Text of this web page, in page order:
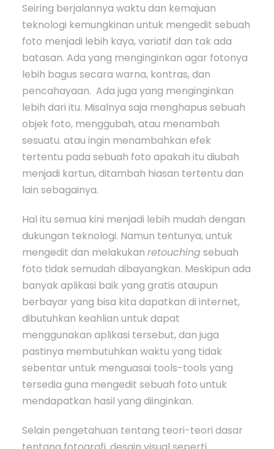
Seiring berjalannya waktu dan kemajuan
teknologi kemungkinan untuk mengedit sebuah
foto menjadi lebih kaya, variatif dan tak ada
batasan. Ada yang menginginkan agar fotonya
lebih bagus secara warna, kontras, dan
pencahayaan. Ada juga yang menginginkan
lebih dari itu. Misalnya saja menghapus sebuah
objek foto, menggubah, atau menambah
sesuatu. atau ingin menambahkan efek
tertentu pada sebuah foto apakah itu diubah
menjadi kartun, ditambah hiasan tertentu dan
lain sebagainya.
Hal itu semua kini menjadi lebih mudah dengan
dukungan teknologi. Namun tentunya, untuk
mengedit dan melakukanretouching sebuah
foto tidak semudah dibayangkan. Meskipun ada
banyak aplikasi baik yang gratis ataupun
berbayar yang bisa kita dapatkan di internet,
dibutuhkan keahlian untuk dapat
menggunakan aplikasi tersebut, dan juga
pastinya membutuhkan waktu yang tidak
sebentar untuk menguasai tools-tools yang
tersedia guna mengedit sebuah foto untuk
mendapatkan hasil yang diinginkan.
Selain pengetahuan tentang teori-teori dasar